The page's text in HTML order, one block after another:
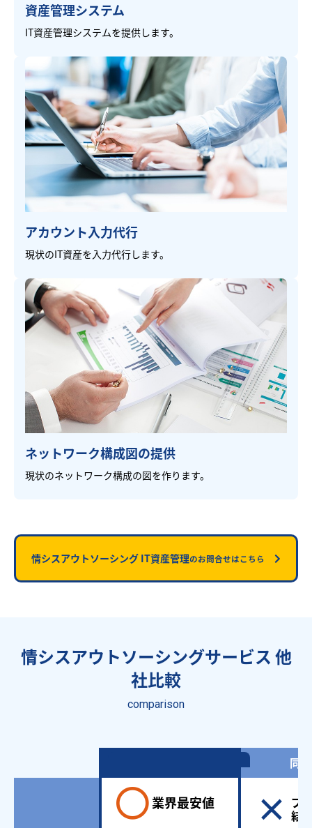
資産管理システム
IT資産管理システムを提供します。
アカウント入力代行
現状のIT資産を入力代行します。
ネットワーク構成図の提供
現状のネットワーク構成の図を作ります。
情シスアウトソーシング IT資産管理のお問合せはこちら
情シスアウトソーシングサービス 他
社比較
comparison
同
業界最安値 プ
結